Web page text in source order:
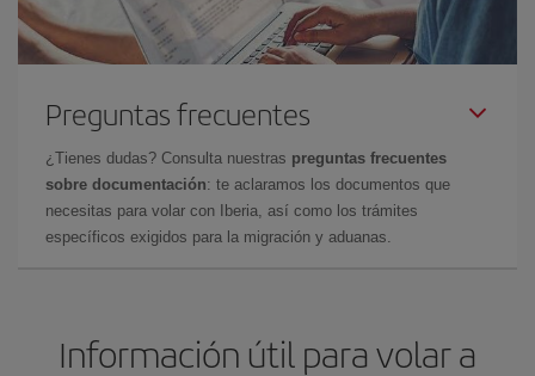
Preguntas frecuentes
¿Tienes dudas? Consulta nuestras preguntas frecuentes
sobre documentación: te aclaramos los documentos que
necesitas para volar con Iberia, así como los trámites
específicos exigidos para la migración y aduanas.
Información útil para volar a